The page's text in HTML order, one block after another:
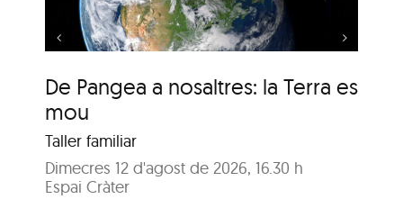
De Pangea a nosaltres: la Terra es
mou
Taller familiar
Dimecres 12 d'agost de 2026, 16.30 h
Espai Cràter